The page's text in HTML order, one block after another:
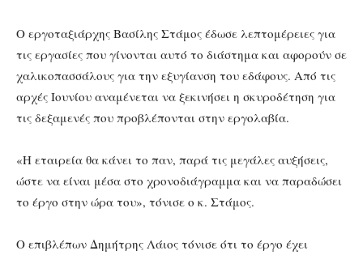
Ο εργοταξιάρχης Βασίλης Στάμος έδωσε λεπτομέρειες για
τις εργασίες που γίνονται αυτό το διάστημα και αφορούν σε
χαλικοπασσάλους για την εξυγίανση του εδάφους. Από τις
αρχές Ιουνίου αναμένεται να ξεκινήσει η σκυροδέτηση για
τις δεξαμενές που προβλέπονται στην εργολαβία.
«Η εταιρεία θα κάνει το παν, παρά τις μεγάλες αυξήσεις,
ώστε να είναι μέσα στο χρονοδιάγραμμα και να παραδώσει
το έργο στην ώρα του», τόνισε ο κ. Στάμος.
Ο επιβλέπων Δημήτρης Λάιος τόνισε ότι το έργο έχει